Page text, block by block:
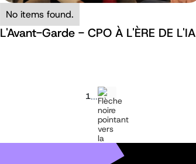
No items found.
L'Avant-Garde - CPO À L'ÈRE DE L'IA
1...